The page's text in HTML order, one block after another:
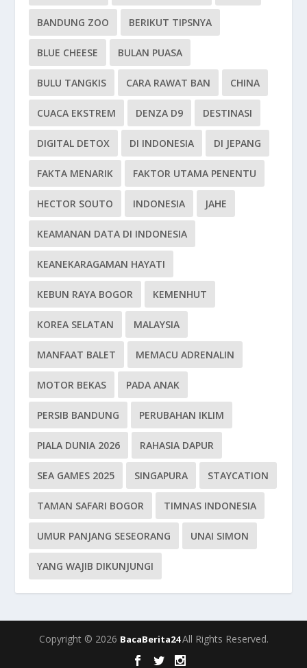
BANDUNG ZOO BERIKUT TIPSNYA
BLUE CHEESE BULAN PUASA
BULU TANGKIS CARA RAWAT BAN CHINA
CUACA EKSTREM DENZA D9 DESTINASI
DIGITAL DETOX DI INDONESIA DI JEPANG
FAKTA MENARIK FAKTOR UTAMA PENENTU
HECTOR SOUTO INDONESIA JAHE
KEAMANAN DATA DI INDONESIA
KEANEKARAGAMAN HAYATI
KEBUN RAYA BOGOR KEMENHUT
KOREA SELATAN MALAYSIA
MANFAAT BALET MEMACU ADRENALIN
MOTOR BEKAS PADA ANAK
PERSIB BANDUNG PERUBAHAN IKLIM
PIALA DUNIA 2026 RAHASIA DAPUR
SEA GAMES 2025 SINGAPURA STAYCATION
TAMAN SAFARI BOGOR TIMNAS INDONESIA
UMUR PANJANG SESEORANG UNAI SIMON
YANG WAJIB DIKUNJUNGI
Copyright © 2026 BacaBerita24All Rights Reserved.